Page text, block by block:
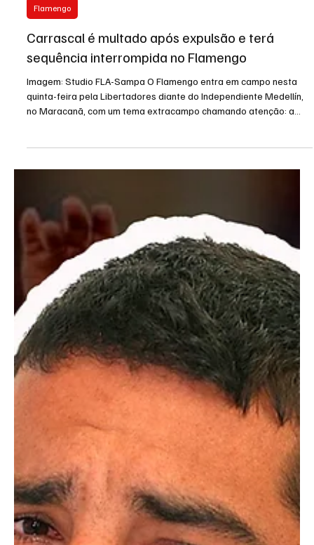
Carrascal é multado após expulsão e terá
sequência interrompida no Flamengo
no Maracanã, com um tema extracampo chamando atenção: a
expulsão no clássico contra o Fluminense e também terá que
cumprir suspensões nas próximas partidas. Além do cartão
vermelho no Brasileirão, o jogador já havia sido punido
anteriormente por outra expulsão, na Supercopa. Com isso, o meia